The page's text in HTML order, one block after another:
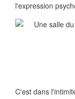
l'expression
C'est dans